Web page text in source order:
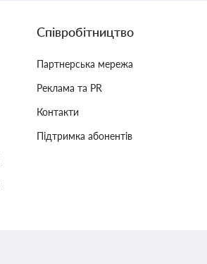
Співробітництво
Партнерська мережа
Реклама та PR
Контакти
Підтримка абонентів